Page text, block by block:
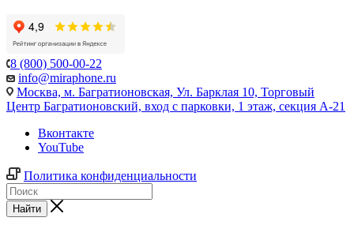
8 (800) 500-00-22
info@miraphone.ru
Москва, м. Багратионовская, Ул. Барклая 10, Торговый
Центр Багратионовский, вход с парковки, 1 этаж, секция А-21
Вконтакте
YouTube
Политика конфиденциальности
Найти